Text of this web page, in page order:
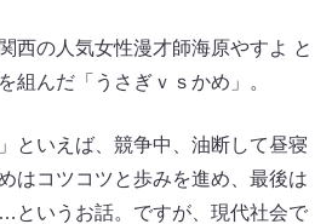
西の人気女性漫才師海原やすよ と
組んだ「うさぎｖｓかめ」。
といえば、競争中、油断して昼寝
はコツコツと歩みを進め、最後は
というお話。ですが、現代社会で